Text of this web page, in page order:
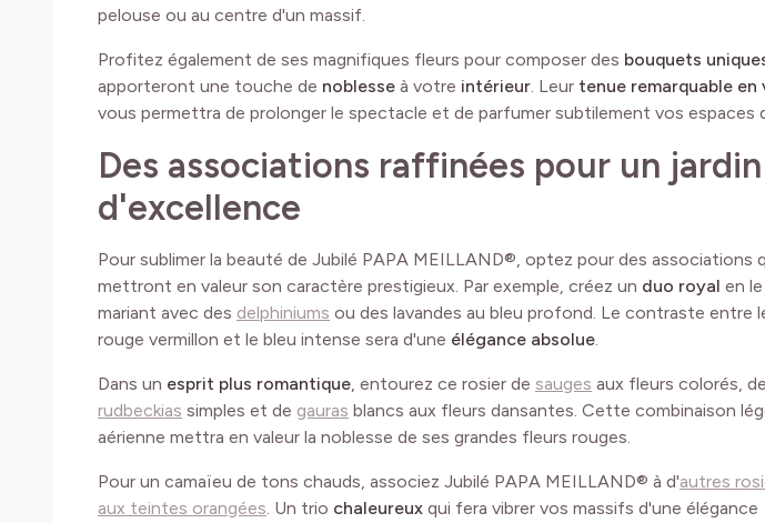
pelouse ou au centre d'un massif.
Profitez également de ses magnifiques fleurs pour composer des bouquets
apporteront une touche de noblesse à votre intérieur. Leur tenue remarquable en
vous permettra de prolonger le spectacle et de parfumer subtilement vos espaces
Des associations raffinées pour un jardin
d'excellence
Pour sublimer la beauté de Jubilé PAPA MEILLAND®, optez pour des associations
mettront en valeur son caractère prestigieux. Par exemple, créez un duo royal en le
mariant avec des delphiniums ou des lavandes au bleu profond. Le contraste entre
rouge vermillon et le bleu intense sera d'une élégance absolue.
Dans un esprit plus romantique, entourez ce rosier de sauges aux fleurs colorés, de
rudbeckias simples et de gauras blancs aux fleurs dansantes. Cette combinaison
aérienne mettra en valeur la noblesse de ses grandes fleurs rouges.
Pour un camaïeu de tons chauds, associez Jubilé PAPA MEILLAND® à d'autres
aux teintes orangées. Un trio chaleureux qui fera vibrer vos massifs d'une élégance